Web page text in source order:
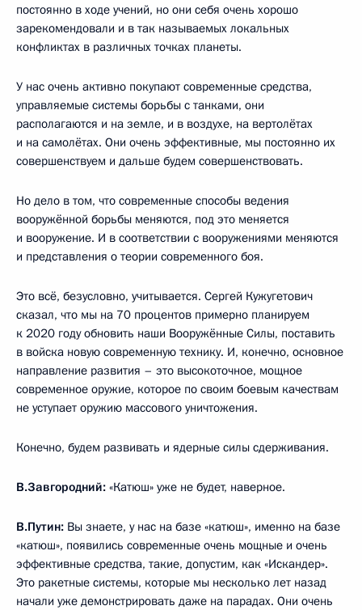
постоянно в ходе учений, но они себя очень хорошо
зарекомендовали и в так называемых локальных
конфликтах в различных точках планеты.
У нас очень активно покупают современные средства,
управляемые системы борьбы с танками, они
располагаются и на земле, и в воздухе, на вертолётах
и на самолётах. Они очень эффективные, мы постоянно их
совершенствуем и дальше будем совершенствовать.
Но дело в том, что современные способы ведения
вооружённой борьбы меняются, под это меняется
и вооружение. И в соответствии с вооружениями меняются
и представления о теории современного боя.
Это всё, безусловно, учитывается. Сергей Кужугетович
сказал, что мы на 70 процентов примерно планируем
к 2020 году обновить наши Вооружённые Силы, поставить
в войска новую современную технику. И, конечно, основное
направление развития – это высокоточное, мощное
современное оружие, которое по своим боевым качествам
не уступает оружию массового уничтожения.
Конечно, будем развивать и ядерные силы сдерживания.
В.Завгородний: «Катюш» уже не будет, наверное.
В.Путин: Вы знаете, у нас на базе «катюш», именно на базе
«катюш», появились современные очень мощные и очень
эффективные средства, такие, допустим, как «Искандер».
Это ракетные системы, которые мы несколько лет назад
начали уже демонстрировать даже на парадах. Они очень